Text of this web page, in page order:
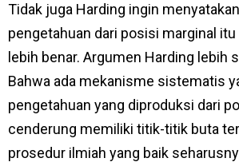
Tidak juga Harding ingin
pengetahuan dari posisi marginal
lebih benar. Argumen Harding lebih
Bahwa ada mekanisme sistematis
pengetahuan yang diproduksi dari
cenderung memiliki titik-titik buta
prosedur ilmiah yang baik